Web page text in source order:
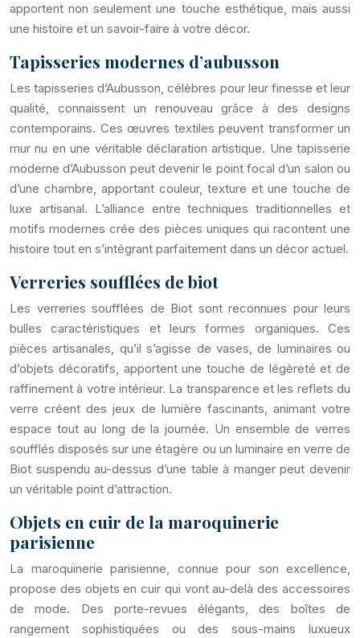
apportent non seulement une touche esthétique, mais aussi
une histoire et un savoir-faire à votre décor.
Tapisseries modernes d’aubusson
Les tapisseries d’Aubusson, célèbres pour leur finesse et leur
qualité, connaissent un renouveau grâce à des designs
contemporains. Ces œuvres textiles peuvent transformer un
mur nu en une véritable déclaration artistique. Une tapisserie
moderne d’Aubusson peut devenir le point focal d’un salon ou
d’une chambre, apportant couleur, texture et une touche de
luxe artisanal. L’alliance entre techniques traditionnelles et
motifs modernes crée des pièces uniques qui racontent une
histoire tout en s’intégrant parfaitement dans un décor actuel.
Verreries soufflées de biot
Les verreries soufflées de Biot sont reconnues pour leurs
bulles caractéristiques et leurs formes organiques. Ces
pièces artisanales, qu’il s’agisse de vases, de luminaires ou
d’objets décoratifs, apportent une touche de légèreté et de
raffinement à votre intérieur. La transparence et les reflets du
verre créent des jeux de lumière fascinants, animant votre
espace tout au long de la journée. Un ensemble de verres
soufflés disposés sur une étagère ou un luminaire en verre de
Biot suspendu au-dessus d’une table à manger peut devenir
un véritable point d’attraction.
Objets en cuir de la maroquinerie
parisienne
La maroquinerie parisienne, connue pour son excellence,
propose des objets en cuir qui vont au-delà des accessoires
de mode. Des porte-revues élégants, des boîtes de
rangement sophistiquées ou des sous-mains luxueux